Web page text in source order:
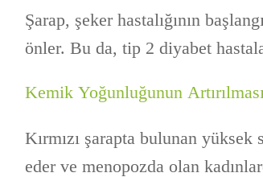
Şarap, şeker hastalığının
önler. Bu da, tip 2 diyabet
Kemik Yoğunluğunun
Kırmızı şarapta bulunan
eder ve menopozda olan